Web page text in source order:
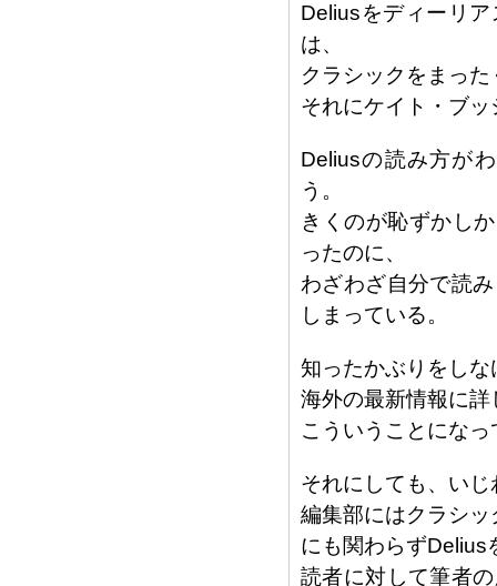
Deliusをディーリ
は、
クラシックをまっ
それにケイト・ブ
Deliusの読み方が
う。
きくのが恥ずかし
ったのに、
わざわざ自分で読
しまっている。
知ったかぶりをし
海外の最新情報に
こういうことにな
それにしても、い
編集部にはクラシ
にも関わらずDelius
読者に対して筆者